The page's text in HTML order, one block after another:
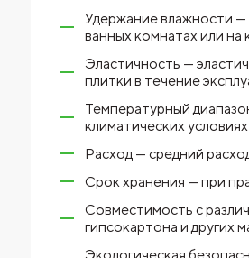
Удержание влажности —
ванных комнатах или на
Эластичность —
плитки в течение
Температурный
климатических
Расход — средний
Срок хранения — при
Совместимость с
гипсокартона и других
Экологическая